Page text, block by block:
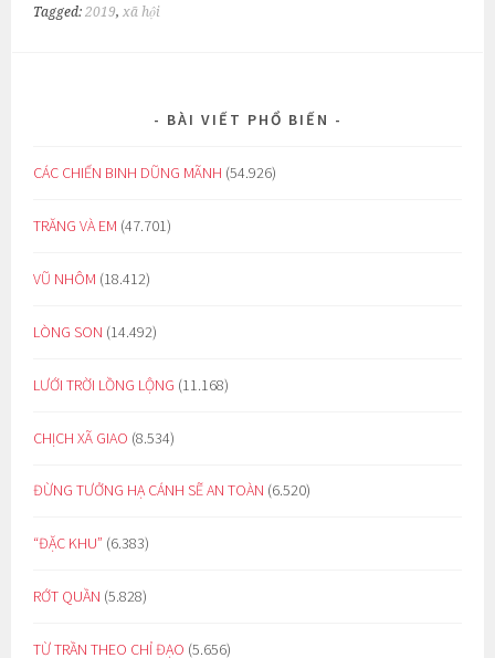
Tagged:2019, xã hội
BÀI VIẾT PHỔ BIẾN
CÁC CHIẾN BINH DŨNG MÃNH (54.926)
TRĂNG VÀ EM (47.701)
VŨ NHÔM (18.412)
LÒNG SON (14.492)
LƯỚI TRỜI LỒNG LỘNG (11.168)
CHỊCH XÃ GIAO (8.534)
ĐỪNG TƯỞNG HẠ CÁNH SẼ AN TOÀN (6.520)
“ĐẶC KHU” (6.383)
RỚT QUẦN (5.828)
TỪ TRẦN THEO CHỈ ĐẠO (5.656)